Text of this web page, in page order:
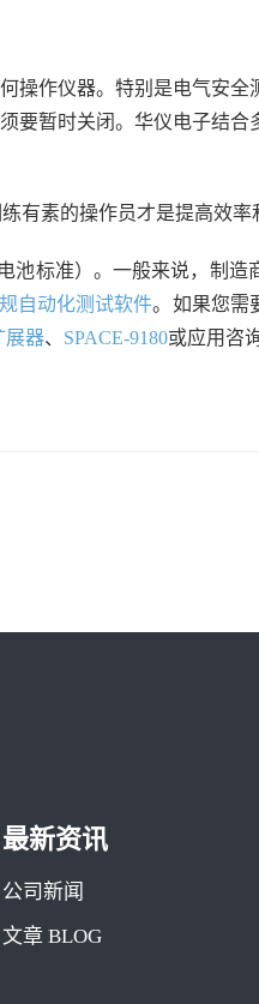
作仪器。特别是电气安
暂时关闭。华仪电子结
有素的操作员才是提高效率
标准）。一般来说，制
自动化测试软件。如果您需
展器、 SPACE-9180或应用咨
最新资讯
公司新闻
文章 BLOG